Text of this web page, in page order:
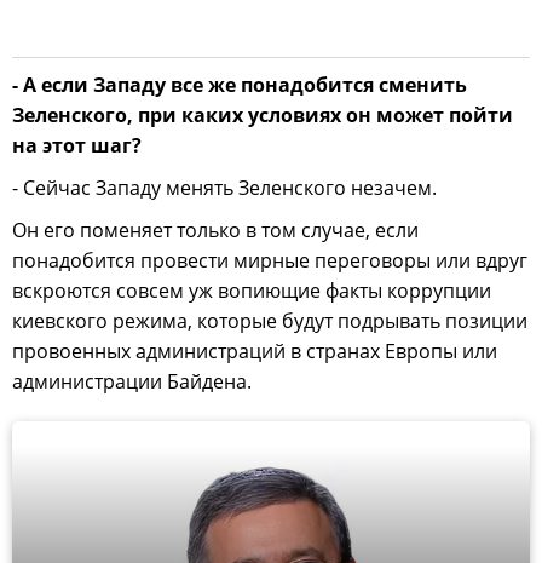
- А если Западу все же понадобится сменить
Зеленского, при каких условиях он может пойти
на этот шаг?
- Сейчас Западу менять Зеленского незачем.
Он его поменяет только в том случае, если
понадобится провести мирные переговоры или вдруг
вскроются совсем уж вопиющие факты коррупции
киевского режима, которые будут подрывать позиции
провоенных администраций в странах Европы или
администрации Байдена.